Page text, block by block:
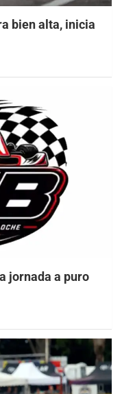
bien alta, inicia
jornada a puro